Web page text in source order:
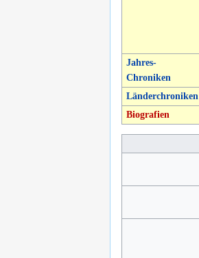
Jahres-
Chroniken
Länderchroniken
Biografien